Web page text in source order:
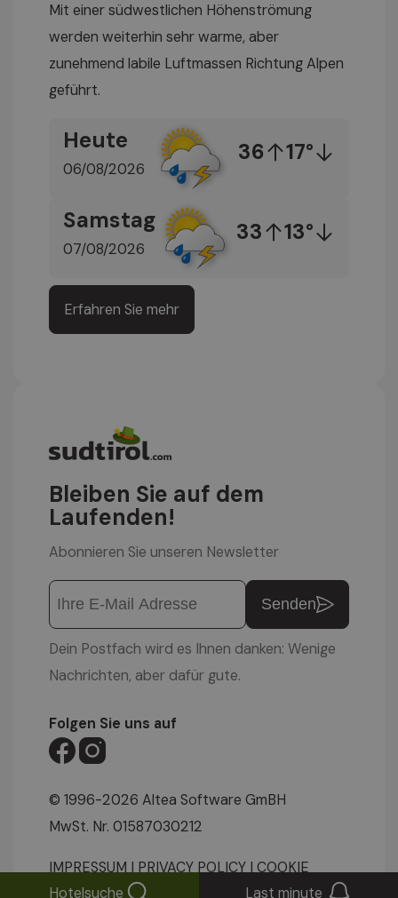
Mit einer südwestlichen Höhenströmung
werden weiterhin sehr warme, aber
zunehmend labile Luftmassen Richtung Alpen
geführt.
Heute
06/08/2026
36 17°
Samstag
07/08/2026
33 13°
Erfahren Sie mehr
Bleiben Sie auf dem
Laufenden!
Abonnieren Sie unseren Newsletter
Senden
Dein Postfach wird es Ihnen danken: Wenige
Nachrichten, aber dafür gute.
Folgen Sie uns auf
© 1996-2026 Altea Software GmBH
MwSt. Nr. 01587030212
IMPRESSUM | PRIVACY POLICY | COOKIE
EINSTELLUNGEN
Hotelsuche Last minute